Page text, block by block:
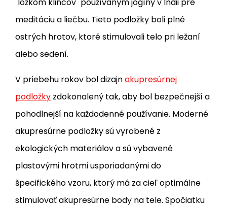
"lôžkom klincov" používaným jogíny v Indii pre
meditáciu a liečbu. Tieto podložky boli plné
ostrých hrotov, ktoré stimulovali telo pri ležaní
alebo sedení.
V priebehu rokov bol dizajnakupresúrnej
podložky zdokonalený tak, aby bol bezpečnejší a
pohodlnejší na každodenné používanie. Moderné
akupresúrne podložky sú vyrobené z
ekologických materiálov a sú vybavené
plastovými hrotmi usporiadanými do
špecifického vzoru, ktorý má za cieľ optimálne
stimulovať akupresúrne body na tele. Spočiatku